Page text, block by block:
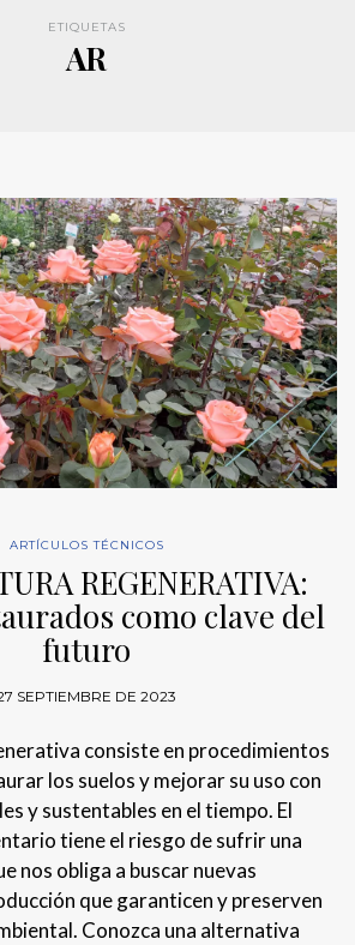
ETIQUETAS
AR
ARTÍCULOS TÉCNICOS
REGENERATIVA:
como clave del
futuro
SEPTIEMBRE DE 2023
consiste en procedimientos
los suelos y mejorar su uso con
y sustentables en el tiempo. El
tiene el riesgo de sufrir una
nos obliga a buscar nuevas
que garanticen y preserven
Conozca una alternativa